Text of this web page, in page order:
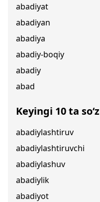
abadiyat
abadiyan
abadiya
abadiy-boqiy
abadiy
abad
Keyingi 10 ta so‘z
abadiylashtiruv
abadiylashtiruvchi
abadiylashuv
abadiylik
abadiyot